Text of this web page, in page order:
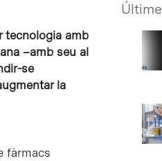
tecnologia amb
–amb seu al
se
la
fàrmacs